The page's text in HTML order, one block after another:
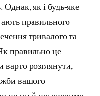
Однак, як і будь-яке
правильного
тривалого та
правильно це
варто розглянути,
вашого